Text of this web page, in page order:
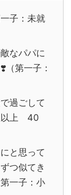
子：未就
なパパに
❣️ （第一子：
過ごして
以上 40
と思って
つ似てき
一子：小